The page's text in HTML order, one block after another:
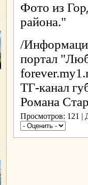
Фото из
района."
/
портал
ТГ-канал
Романа
Просмотров: 121 |